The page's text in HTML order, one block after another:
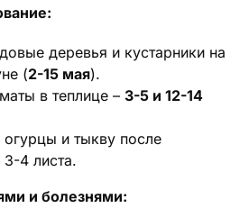
деревья и кустарники на
(2-15 мая).
в теплице – 3-5 и 12-14
и тыкву после
4 листа.
и болезнями: